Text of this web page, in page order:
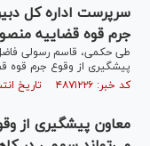
سرپرست اداره کل
جرم قوه قضاییه
طی حکمی، قاسم رسولی فاضل
پیشگیری از وقوع جرم قوه
کد خبر: ۴۸۷۱۲۲۶ تاریخ انتشار : ۱۴۰۴/۰۹/۱۸
معاون پیشگیری از